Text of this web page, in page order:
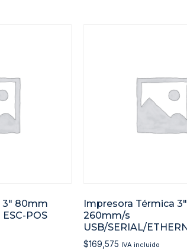
80mm
POS
Impresora Térmica
260mm/s
USB/SERIAL/
$169,575 IVA incluido